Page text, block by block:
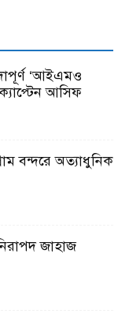
‘আইএমও
ক্যাপ্টেন আসিফ
বন্দরে অত্যাধুনিক
জাহাজ